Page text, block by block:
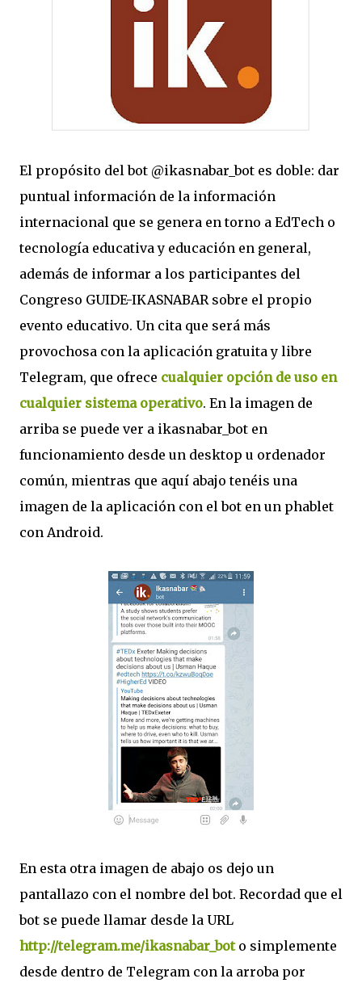
El propósito del bot @ikasnabar_bot es doble: dar
puntual información de la información
internacional que se genera en torno a EdTech o
tecnología educativa y educación en general,
además de informar a los participantes del
Congreso GUIDE-IKASNABAR sobre el propio
evento educativo. Un cita que será más
provochosa con la aplicación gratuita y libre
Telegram, que ofrece cualquier opción de uso en
cualquier sistema operativo. En la imagen de
arriba se puede ver a ikasnabar_bot en
funcionamiento desde un desktop u ordenador
común, mientras que aquí abajo tenéis una
imagen de la aplicación con el bot en un phablet
con Android.
En esta otra imagen de abajo os dejo un
pantallazo con el nombre del bot. Recordad que el
bot se puede llamar desde la URL
http://telegram.me/ikasnabar_boto simplemente
desde dentro de Telegram con la arroba por